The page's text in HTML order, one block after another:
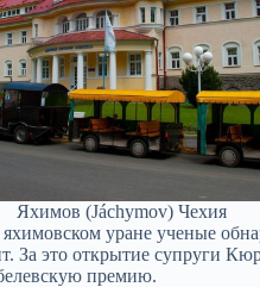
Яхимов (Jáchymov) Чехия
уране ученые
За это открытие супруги
премию.